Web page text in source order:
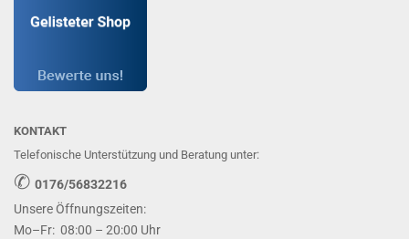
KONTAKT
Telefonische Unterstützung und Beratung unter:
✆ 0176/56832216
Unsere Öffnungszeiten:
Mo–Fr: 08:00 – 20:00 Uhr